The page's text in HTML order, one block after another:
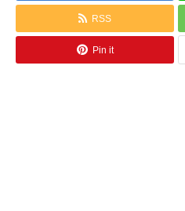
RSS
Pin it